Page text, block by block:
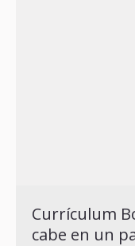
Currículum
cabe en un